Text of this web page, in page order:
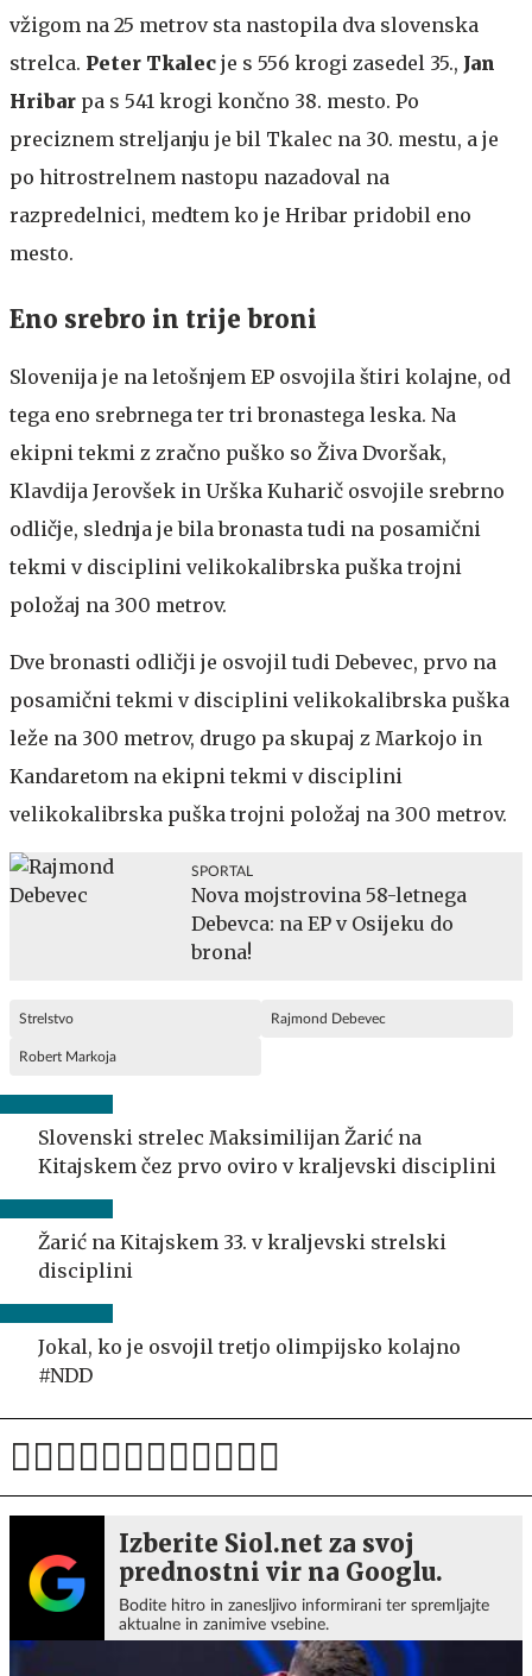
vžigom na 25 metrov sta nastopila dva slovenska
strelca. Peter Tkalec je s 556 krogi zasedel 35., Jan
Hribar pa s 541 krogi končno 38. mesto. Po
preciznem streljanju je bil Tkalec na 30. mestu, a je
po hitrostrelnem nastopu nazadoval na
razpredelnici, medtem ko je Hribar pridobil eno
mesto.
Eno srebro in trije broni
Slovenija je na letošnjem EP osvojila štiri kolajne, od
tega eno srebrnega ter tri bronastega leska. Na
ekipni tekmi z zračno puško so Živa Dvoršak,
Klavdija Jerovšek in Urška Kuharič osvojile srebrno
odličje, slednja je bila bronasta tudi na posamični
tekmi v disciplini velikokalibrska puška trojni
položaj na 300 metrov.
Dve bronasti odličji je osvojil tudi Debevec, prvo na
posamični tekmi v disciplini velikokalibrska puška
leže na 300 metrov, drugo pa skupaj z Markojo in
Kandaretom na ekipni tekmi v disciplini
velikokalibrska puška trojni položaj na 300 metrov.
SPORTAL
Nova mojstrovina 58-letnega
Debevca: na EP v Osijeku do
brona!
Strelstvo Rajmond Debevec
Robert Markoja
Slovenski strelec Maksimilijan Žarić na
Kitajskem čez prvo oviro v kraljevski disciplini
Žarić na Kitajskem 33. v kraljevski strelski
disciplini
Jokal, ko je osvojil tretjo olimpijsko kolajno
#NDD
Izberite Siol.net za svoj
prednostni vir na Googlu.
Bodite hitro in zanesljivo informirani ter spremljajte
aktualne in zanimive vsebine.